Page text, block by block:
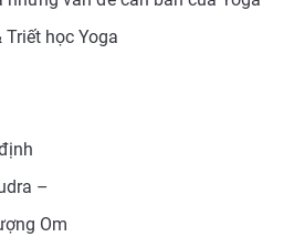
Triết học Yoga
–
Om